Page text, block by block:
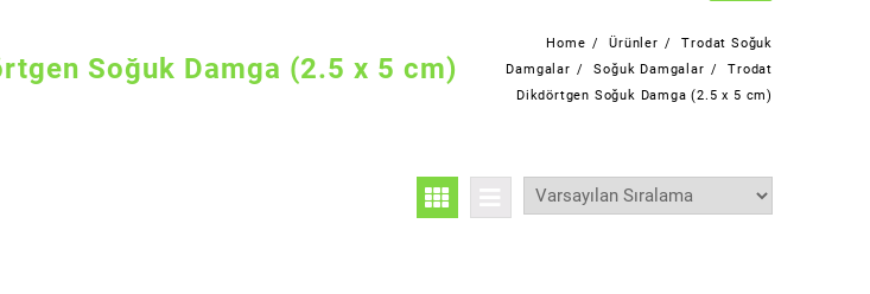
Soğuk Damga (2.5 x 5 cm)
Home Ürünler
Trodat Soğuk
Damgalar
Soğuk Damgalar
Trodat
Dikdörtgen Soğuk Damga (2.5 x 5 cm)